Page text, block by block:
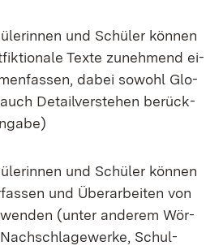
und Schü­ler kön­nen
Tex­te zu­neh­mend ei­
da­bei so­wohl Glo­
De­tail­ver­ste­hen be­rück­
und Schü­ler kön­nen
und Über­ar­bei­ten von
(un­ter an­de­rem Wör­
Schul­